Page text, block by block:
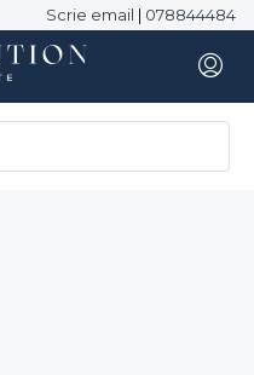
Scrie email | 078844484